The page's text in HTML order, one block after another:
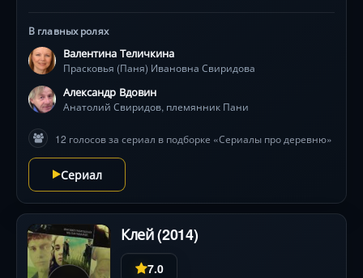
этой идеи. Теперь ей действительно нужен жених,
чтобы уклониться от предложения племянника.
В главных ролях
Валентина Теличкина
Прасковья (Паня) Ивановна Свиридова
Александр Вдовин
Анатолий Свиридов, племянник Пани
12 голосов за сериал в подборке «Сериалы про деревню»
Сериал
Клей (2014)
7.0